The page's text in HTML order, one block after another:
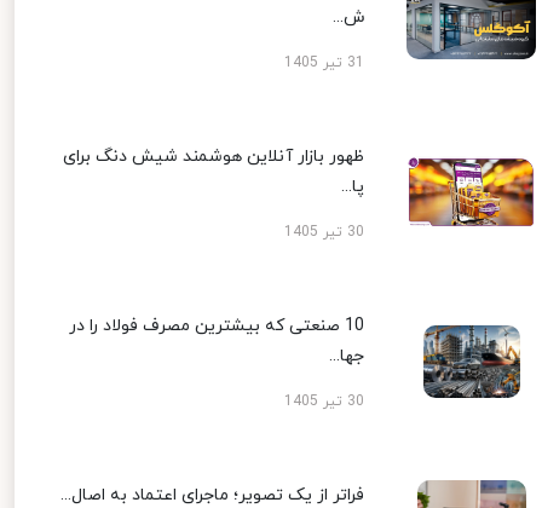
ش...
ظهور بازار آنلاین هوشمند شیش دنگ برای
پا...
30 تیر 1405
10 صنعتی که بیشترین مصرف فولاد را در
جها...
30 تیر 1405
فراتر از یک تصویر؛ ماجرای اعتماد به اصال...